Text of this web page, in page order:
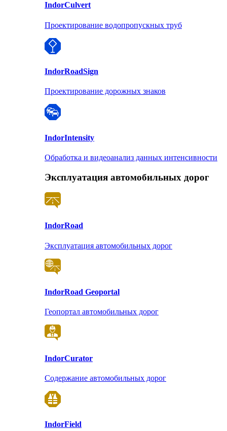
IndorCulvert
Проектирование водопропускных труб
IndorRoadSign
Проектирование дорожных знаков
IndorIntensity
Обработка и видеоанализ данных интенсивности
Эксплуатация автомобильных дорог
IndorRoad
Эксплуатация автомобильных дорог
IndorRoad Geoportal
Геопортал автомобильных дорог
IndorCurator
Содержание автомобильных дорог
IndorField